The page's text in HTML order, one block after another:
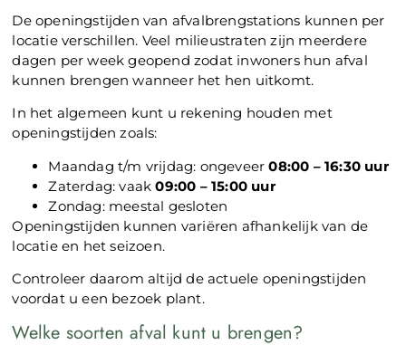
De openingstijden van afvalbrengstations kunnen per
locatie verschillen. Veel milieustraten zijn meerdere
dagen per week geopend zodat inwoners hun afval
kunnen brengen wanneer het hen uitkomt.
In het algemeen kunt u rekening houden met
openingstijden zoals:
Maandag t/m vrijdag: ongeveer08:00 – 16:30 uur
Zaterdag: vaak09:00 – 15:00 uur
Zondag: meestal gesloten
Openingstijden kunnen variëren afhankelijk van de
locatie en het seizoen.
Controleer daarom altijd de actuele openingstijden
voordat u een bezoek plant.
Welke soorten afval kunt u brengen?